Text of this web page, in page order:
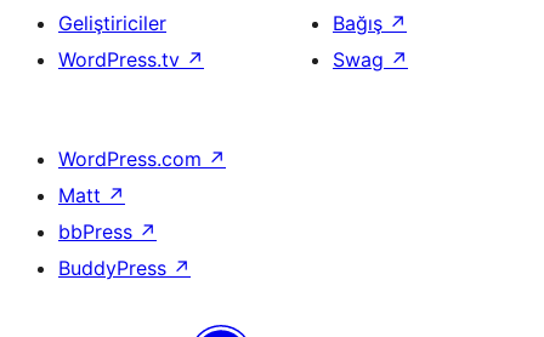
Geliştiriciler
WordPress.tv ↗
Bağış ↗
Swag ↗
WordPress.com ↗
Matt ↗
bbPress ↗
BuddyPress ↗